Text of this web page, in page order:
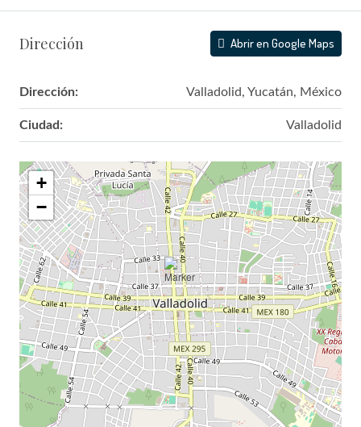
Dirección Abrir en Google Maps
Dirección: Valladolid, Yucatán, México
Ciudad: Valladolid
+
−